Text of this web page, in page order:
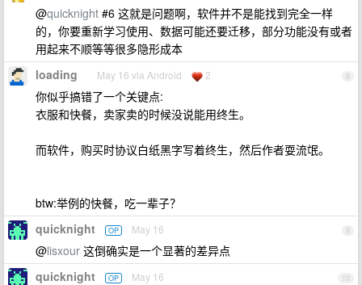
@quicknight #6 这就是问题啊，软件并不是能找到完全一样
的，你要重新学习使用、数据可能还要迁移，部分功能没有或者
用起来不顺等等很多隐形成本
8
loading May 16 via Android 2
你似乎搞错了一个关键点:
衣服和快餐，卖家卖的时候没说能用终生。
而软件，购买时协议白纸黑字写着终生，然后作者耍流氓。
btw:举例的快餐，吃一辈子？
9
quicknight OP May 16
@lisxour 这倒确实是一个显著的差异点
10
quicknight OP May 16